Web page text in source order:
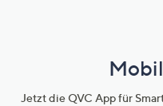
Jetzt die QVC App für